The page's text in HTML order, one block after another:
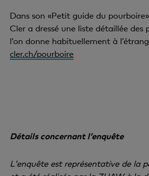
Dans son «Petit guide du
Cler a dressé une liste détaillée des
l’on donne habituellement à
cler.ch/pourboire
Détails concernant l’enquête
L'enquête est représentative de la